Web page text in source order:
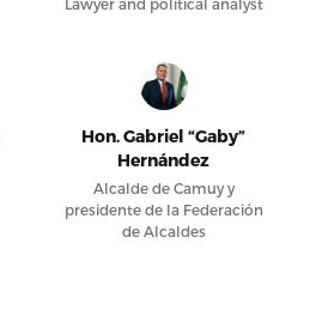
Lawyer and political analyst
Hon. Gabriel “Gaby”
Hernández
Alcalde de Camuy y
presidente de la Federación
de Alcaldes